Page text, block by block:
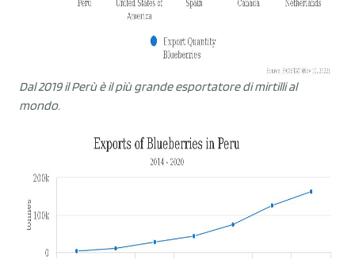
Dal 2019 il Perù è il più grande esportatore di mirtilli al
mondo.